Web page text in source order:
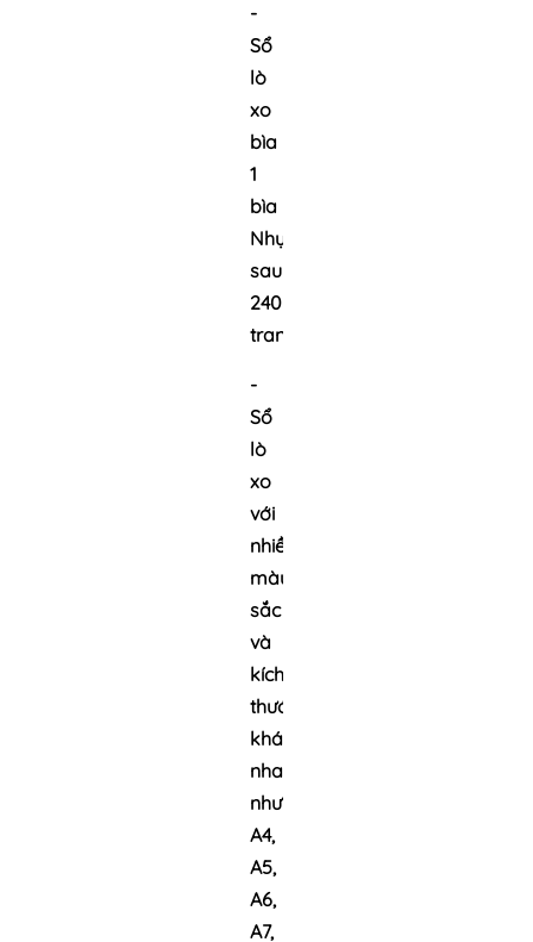
-
Sổ
lò
xo
bìa
1
bìa
Nhựa
sau
240
trang.
-
Sổ
lò
xo
với
nhiều
màu
sắc
và
kích
thước
khác
nhau
như
A4,
A5,
A6,
A7,